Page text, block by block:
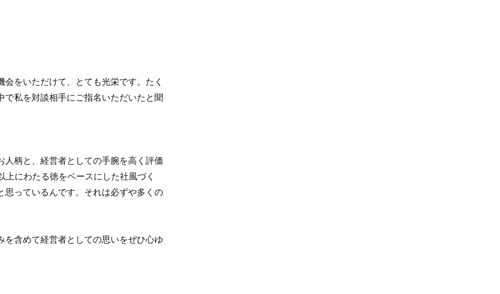
をいただけて、とても光栄です。たく
で私を対談相手にご指名いただいたと聞
人柄と、経営者としての手腕を高く評価
上にわたる徳をベースにした社風づく
思っているんです。それは必ずや多くの
を含めて経営者としての思いをぜひ心ゆ